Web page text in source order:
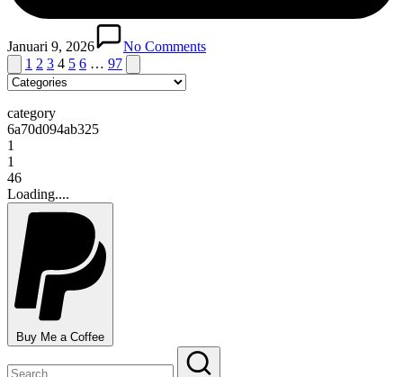
Januari 9, 2026 No Comments
Paginasi
pos
Previous
page
1 2 3 4 5 6 … 97 Next
page
category
6a70d094ab325
1
1
46
Loading....
Buy Me a Coffee